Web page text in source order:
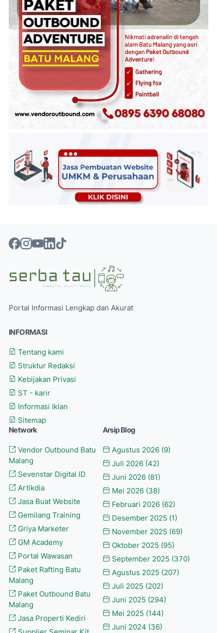
Portal Informasi Lengkap dan Akurat
INFORMASI
Tentang kami
Struktur Redaksi
Kebijakan Privasi
ST - karir
Informasi Iklan
Sitemap
Network
Vendor Outbound Batu
Malang
Sevenstar Digital ID
Artikdia
Jasa Buat Website
Gemilang Training
Griya Marketer
GM Academy
Portal Wawasan
Paket Rafting Batu
Malang
Paket Outbound Batu
Malang
Jasa Properti Kediri
Arsip Blog
Agustus 2026 (9)
Juli 2026 (42)
Juni 2026 (81)
Mei 2026 (38)
Februari 2026 (62)
Desember 2025 (1)
November 2025 (69)
Oktober 2025 (95)
September 2025 (370)
Agustus 2025 (207)
Juli 2025 (202)
Juni 2025 (294)
Mei 2025 (144)
Juni 2024 (36)